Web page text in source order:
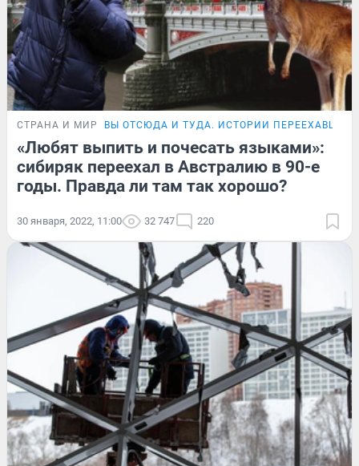
СТРАНА И МИР ВЫ ОТСЮДА И ТУДА. ИСТОРИИ ПЕРЕЕХАВШИХ
«Любят выпить и почесать языками»:
сибиряк переехал в Австралию в 90-е
годы. Правда ли там так хорошо?
30 января, 2022, 11:00 32 747 220